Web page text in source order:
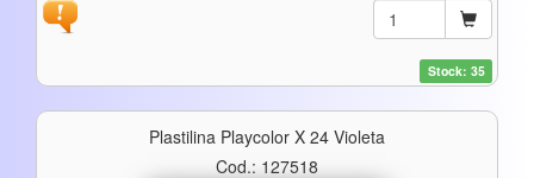
Stock: 35
Plastilina Playcolor X 24 Violeta
Cod.: 127518